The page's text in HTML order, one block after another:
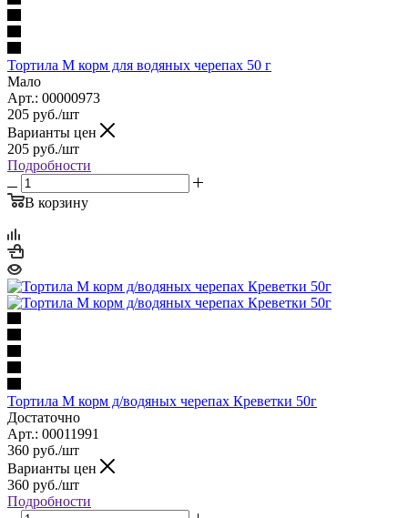
Тортила М корм для водяных черепах 50 г
Мало
Арт.: 00000973
205 руб./шт
Варианты цен
205 руб./шт
Подробности
В корзину
Тортила М корм д/водяных черепах Креветки 50г
Достаточно
Арт.: 00011991
360 руб./шт
Варианты цен
360 руб./шт
Подробности